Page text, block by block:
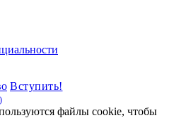
Вступить!
файлы cookie, чтобы